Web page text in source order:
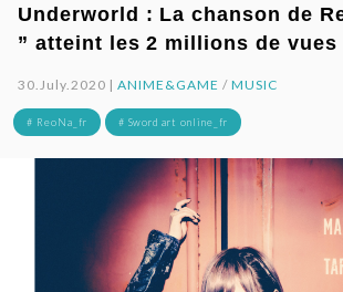
Underworld : La chanson de
” atteint les 2 millions de vues
30.July.2020 |ANIME&GAME / MUSIC
# ReoNa_fr # Sword art online_fr